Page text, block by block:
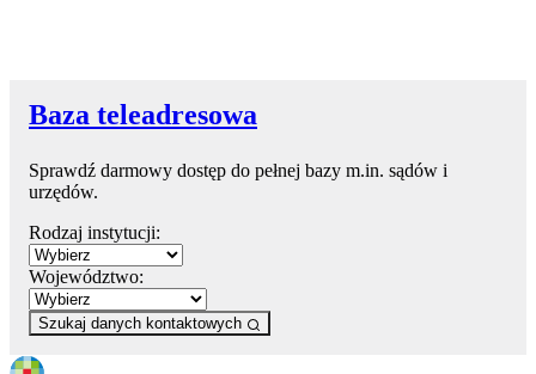
Baza teleadresowa
Sprawdź darmowy dostęp do pełnej bazy m.in. sądów i
urzędów.
Rodzaj instytucji:
Województwo:
Szukaj danych kontaktowych